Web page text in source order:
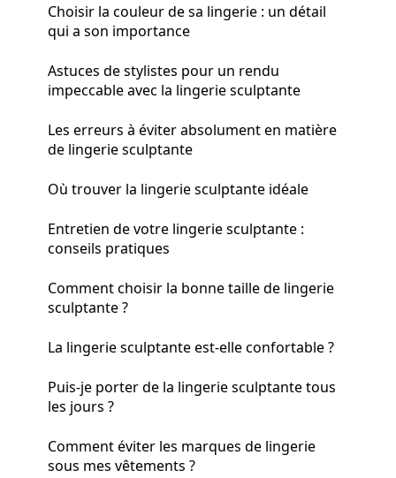
Choisir la couleur de sa lingerie : un détail
qui a son importance
Astuces de stylistes pour un rendu
impeccable avec la lingerie sculptante
Les erreurs à éviter absolument en matière
de lingerie sculptante
Où trouver la lingerie sculptante idéale
Entretien de votre lingerie sculptante :
conseils pratiques
Comment choisir la bonne taille de lingerie
sculptante ?
La lingerie sculptante est-elle confortable ?
Puis-je porter de la lingerie sculptante tous
les jours ?
Comment éviter les marques de lingerie
sous mes vêtements ?